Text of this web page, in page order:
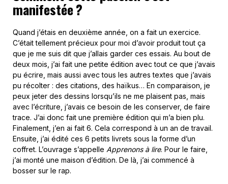
manifestée ?
Quand j’étais en deuxième année, on a fait un exercice.
C’était tellement précieux pour moi d’avoir produit tout ça
que je me suis dit que j’allais garder ces essais. Au bout de
deux mois, j’ai fait une petite édition avec tout ce que j’avais
pu écrire, mais aussi avec tous les autres textes que j’avais
pu récolter : des citations, des haïkus… En comparaison, je
peux jeter des dessins lorsqu’ils ne me plaisent pas, mais
avec l’écriture, j’avais ce besoin de les conserver, de faire
trace. J’ai donc fait une première édition qui m’a bien plu.
Finalement, j’en ai fait 6. Cela correspond à un an de travail.
Ensuite, j’ai édité ces 6 petits livrets sous la forme d’un
coffret. L’ouvrage s’appelle Apprenons à lire. Pour le faire,
j’ai monté une maison d’édition. De là, j’ai commencé à
bosser sur le rap.